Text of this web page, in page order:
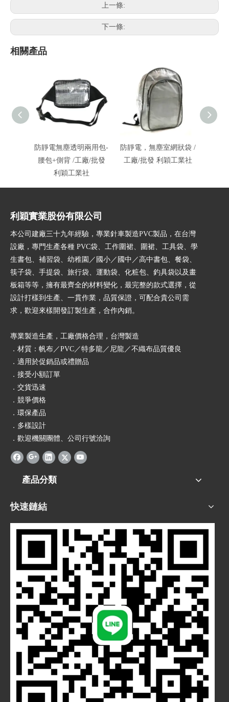
上一條:
下一條:
相關產品
防靜電無塵透明兩用包-
腰包+側背 /工廠/批發
利穎工業社
防靜電，無塵室網狀袋 /
工廠/批發 利穎工業社
利穎實業股份有限公司
本公司建廠三十九年經驗，專業針車製造PVC製品，在台灣
設廠，專門生產各種 PVC袋、工作圍裙、圍裙、工具袋、學
生書包、補習袋、幼稚園／國小／國中／高中書包、餐袋、
筷子袋、手提袋、旅行袋、運動袋、化粧包、釣具袋以及畫
板箱等等，擁有最齊全的材料變化，最完整的款式選擇，從
設計打樣到生產、一貫作業，品質保證，可配合貴公司需
求，歡迎來樣開發訂製生產，合作內銷。
專業製造生產，工廠價格合理，台灣製造
．材質：帆布／PVC／特多龍／尼龍／不織布品質優良
．適用於促銷品或禮贈品
．接受小額訂單
．交貨迅速
．競爭價格
．環保產品
．多樣設計
．歡迎機關團體、公司行號洽詢
產品分類
快速鏈結